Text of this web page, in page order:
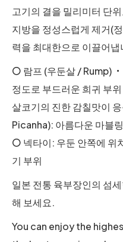
고기의 결을 밀리미터 단
지방을 정성스럽게 제거(
력을 최대한으로 이끌어냅
〇 람프 (우둔살 / Rump)
정도로 부드러운 희귀 부
살코기의 진한 감칠맛이
Picanha): 아름다운 마블
〇 넥타이: 우둔 안쪽에 위
기 부위
일본 전통 육부장인의 섬
해 보세요.
You can enjoy the